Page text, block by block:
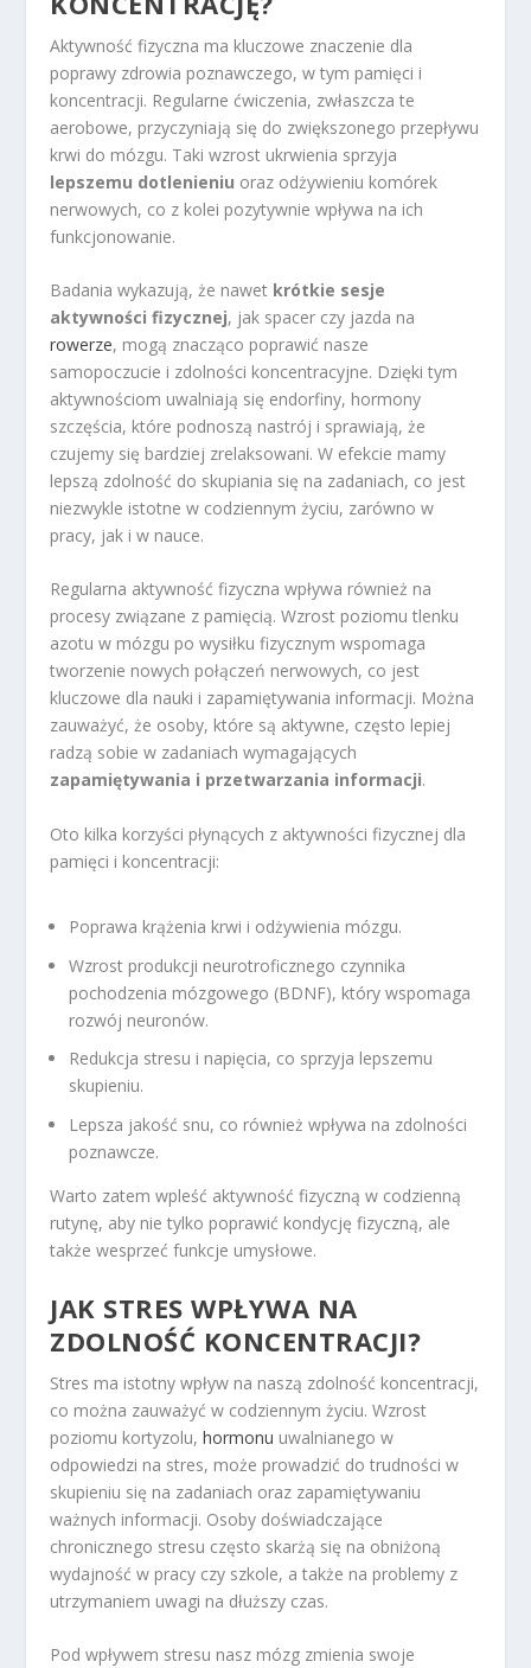
Aktywność fizyczna ma kluczowe znaczenie dla
poprawy zdrowia poznawczego, w tym pamięci i
koncentracji. Regularne ćwiczenia, zwłaszcza te
aerobowe, przyczyniają się do zwiększonego przepływu
krwi do mózgu. Taki wzrost ukrwienia sprzyja
lepszemu dotlenieniu oraz odżywieniu komórek
nerwowych, co z kolei pozytywnie wpływa na ich
funkcjonowanie.
Badania wykazują, że nawet krótkie sesje
aktywności fizycznej, jak spacer czy jazda na
rowerze, mogą znacząco poprawić nasze
samopoczucie i zdolności koncentracyjne. Dzięki tym
aktywnościom uwalniają się endorfiny, hormony
szczęścia, które podnoszą nastrój i sprawiają, że
czujemy się bardziej zrelaksowani. W efekcie mamy
lepszą zdolność do skupiania się na zadaniach, co jest
niezwykle istotne w codziennym życiu, zarówno w
pracy, jak i w nauce.
Regularna aktywność fizyczna wpływa również na
procesy związane z pamięcią. Wzrost poziomu tlenku
azotu w mózgu po wysiłku fizycznym wspomaga
tworzenie nowych połączeń nerwowych, co jest
kluczowe dla nauki i zapamiętywania informacji. Można
zauważyć, że osoby, które są aktywne, często lepiej
radzą sobie w zadaniach wymagających
zapamiętywania i przetwarzania informacji.
Oto kilka korzyści płynących z aktywności fizycznej dla
pamięci i koncentracji:
Poprawa krążenia krwi i odżywienia mózgu.
Wzrost produkcji neurotroficznego czynnika
pochodzenia mózgowego (BDNF), który wspomaga
rozwój neuronów.
Redukcja stresu i napięcia, co sprzyja lepszemu
skupieniu.
Lepsza jakość snu, co również wpływa na zdolności
poznawcze.
Warto zatem wpleść aktywność fizyczną w codzienną
rutynę, aby nie tylko poprawić kondycję fizyczną, ale
także wesprzeć funkcje umysłowe.
JAK STRES WPŁYWA NA
ZDOLNOŚĆ KONCENTRACJI?
Stres ma istotny wpływ na naszą zdolność koncentracji,
co można zauważyć w codziennym życiu. Wzrost
poziomu kortyzolu,hormonu uwalnianego w
odpowiedzi na stres, może prowadzić do trudności w
skupieniu się na zadaniach oraz zapamiętywaniu
ważnych informacji. Osoby doświadczające
chronicznego stresu często skarżą się na obniżoną
wydajność w pracy czy szkole, a także na problemy z
utrzymaniem uwagi na dłuższy czas.
Pod wpływem stresu nasz mózg zmienia swoje